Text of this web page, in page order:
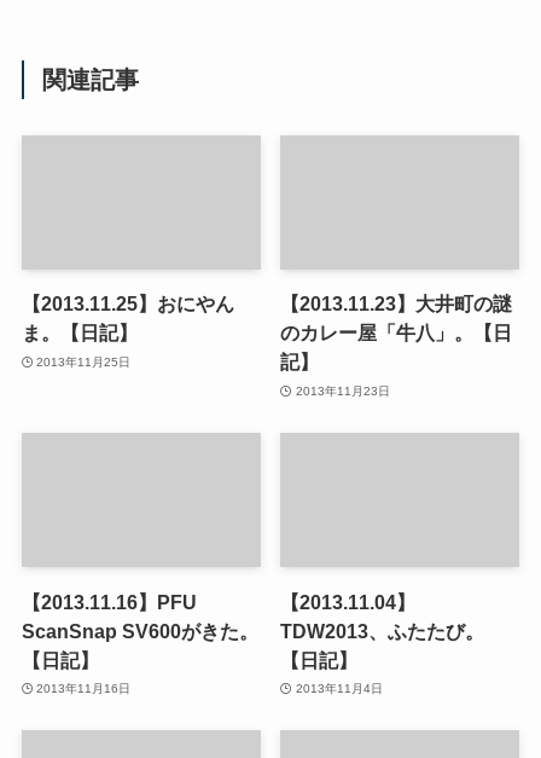
関連記事
【2013.11.25】おにやん
ま。【日記】
2013年11月25日
【2013.11.23】大井町の謎
のカレー屋「牛八」。【日
記】
2013年11月23日
【2013.11.16】PFU
ScanSnap SV600がきた。
【日記】
2013年11月16日
【2013.11.04】
TDW2013、ふたたび。
【日記】
2013年11月4日